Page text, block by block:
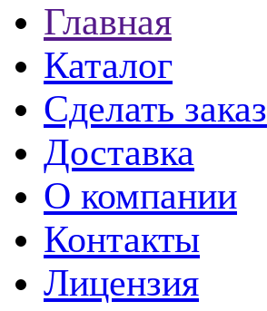
Главная
Каталог
Сделать заказ
Доставка
О компании
Контакты
Лицензия